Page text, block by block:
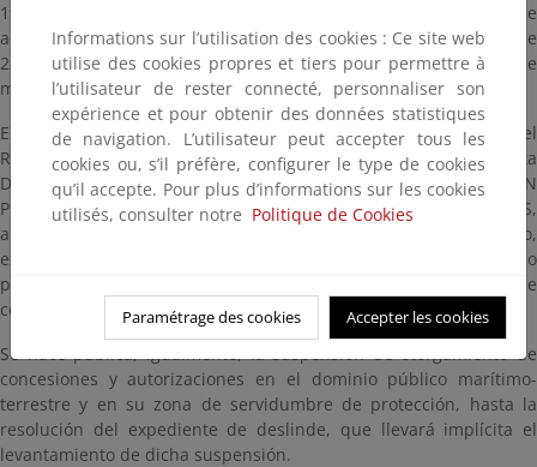
1997, en el término municipal de Formentera, (Illes Balears),de
acuerdo con lo establecido en el artículo 12 de la Ley 22/1988, de
28 de julio, de Costas, modificada por la Ley 2/2013, de 29 de
mayo, de protección y uso sostenible del litoral (BOE 30/05/2013).
En cumplimiento de lo previsto en el artículo 21.2.a) del
Reglamento General de Costas (Real Decreto 876/2014), esta
Demarcación procede a realizar la INCOACION E INFORMACIÓN
PUBLICA del expediente de deslinde, durante el plazo de UN MES,
a fin de que cualquier interesado pueda comparecer en el mismo,
examinar los planos de delimitación provisional del dominio
público y de las servidumbres y formular las alegaciones que
considere oportunas.
Se hace pública, igualmente, la suspensión de otorgamiento de
concesiones y autorizaciones en el dominio público marítimo-
terrestre y en su zona de servidumbre de protección, hasta la
resolución del expediente de deslinde, que llevará implícita el
levantamiento de dicha suspensión.
Informations sur l’utilisation des cookies : Ce site web
utilise des cookies propres et tiers pour permettre à
l’utilisateur de rester connecté, personnaliser son
expérience et pour obtenir des données statistiques
de navigation. L’utilisateur peut accepter tous les
cookies ou, s’il préfère, configurer le type de cookies
qu’il accepte. Pour plus d’informations sur les cookies
utilisés, consulter notre Politique de Cookies
Paramétrage des cookies Accepter les cookies